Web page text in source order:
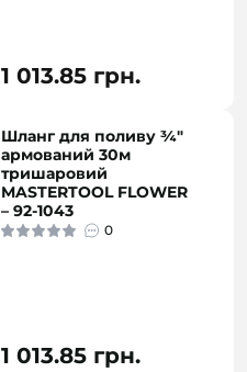
1 013.85 грн.
Шланг для поливу ¾"
армований 30м
тришаровий
MASTERTOOL FLOWER
– 92-1043
0
1 013.85 грн.